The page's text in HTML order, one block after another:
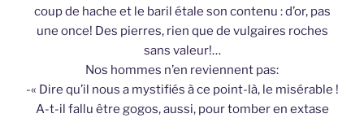
coup de hache et le baril étale son contenu : d’or, pas
une once! Des pierres, rien que de vulgaires roches
sans valeur!…
Nos hommes n’en reviennent pas:
-« Dire qu’il nous a mystifiés à ce point-là, le misérable !
A-t-il fallu être gogos, aussi, pour tomber en extase